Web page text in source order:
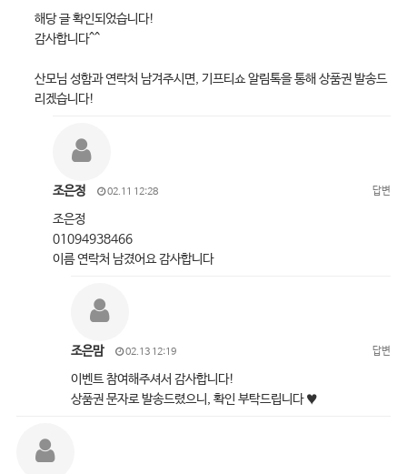
해당 글 확인되었습니다!
감사합니다^^
산모님 성함과 연락처 남겨주시면, 기프티쇼 알림톡을 통해 상품권 발송드
리겠습니다!
조은정 02.11 12:28 답변
조은정
01094938466
이름 연락처 남겼어요 감사합니다
조은맘 02.13 12:19 답변
이벤트 참여해주셔서 감사합니다!
상품권 문자로 발송드렸으니, 확인 부탁드립니다 ♥